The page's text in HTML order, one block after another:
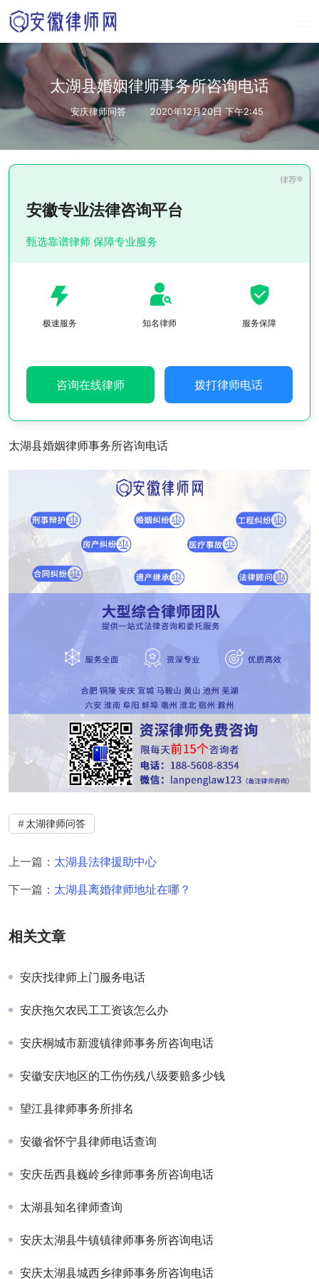
太湖县婚姻律师事务所咨询电话
安庆律师问答 2020年12月20日 下午2:45
安徽专业法律咨询平台
甄选靠谱律师 保障专业服务
极速服务 知名律师 服务保障
咨询在线律师 拨打律师电话
太湖县婚姻律师事务所咨询电话
太湖律师问答
上一篇： 太湖县法律援助中心
下一篇： 太湖县离婚律师地址在哪？
相关文章
安庆找律师上门服务电话
安庆拖欠农民工工资该怎么办
安庆桐城市新渡镇律师事务所咨询电话
安徽安庆地区的工伤伤残八级要赔多少钱
望江县律师事务所排名
安徽省怀宁县律师电话查询
安庆岳西县巍岭乡律师事务所咨询电话
太湖县知名律师查询
安庆太湖县牛镇镇律师事务所咨询电话
安庆太湖县城西乡律师事务所咨询电话